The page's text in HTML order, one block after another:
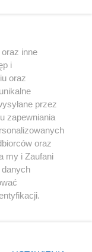
Youtube
inne
i
oraz
przez
zapewniania
oraz
my i Zaufani
prywatności